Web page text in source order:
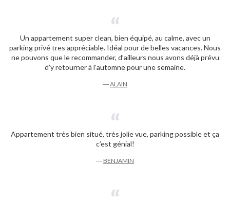
Un appartement super clean, bien équipé, au calme, avec un
parking privé tres appréciable. Idéal pour de belles vacances. Nous
ne pouvons que le recommander, d’ailleurs nous avons déjà prévu
d’y retourner à l’automne pour une semaine.
―ALAIN
Appartement très bien situé, très jolie vue, parking possible et ça
c’est génial!
― BENJAMIN